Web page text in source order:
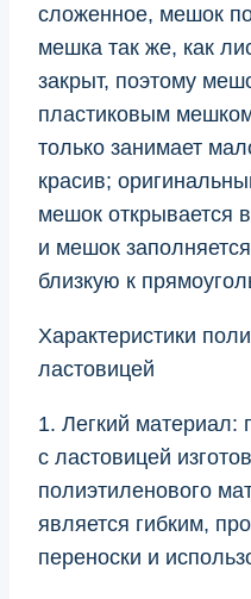
сложенное, мешок
мешка так же, как
закрыт, поэтому
пластиковым
только занимает
красив;
мешок открывается
и мешок
близкую к
Характеристики
ластовицей
1. Легкий материал:
с ластовицей
полиэтиленового
является гибким,
переноски и